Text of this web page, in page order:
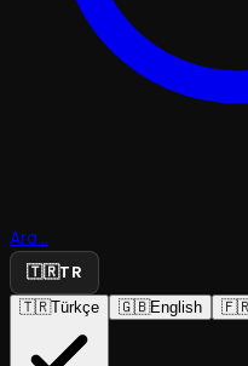
Ara...
🇹🇷TR
🇹🇷Türkçe 🇬🇧English